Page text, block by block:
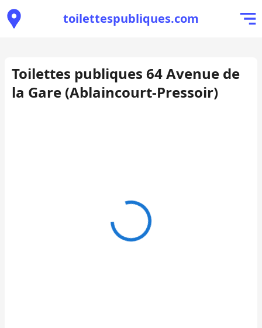
toilettespubliques.com
Toilettes publiques 64 Avenue de
la Gare (Ablaincourt-Pressoir)